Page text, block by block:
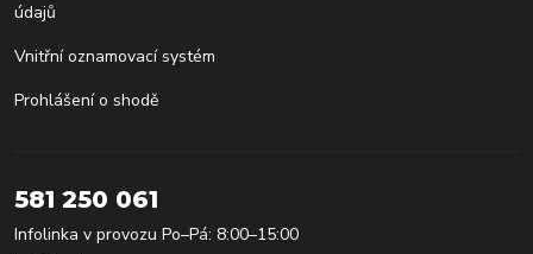
údajů
Vnitřní oznamovací systém
Prohlášení o shodě
581 250 061
Infolinka v provozu Po–Pá: 8:00–15:00